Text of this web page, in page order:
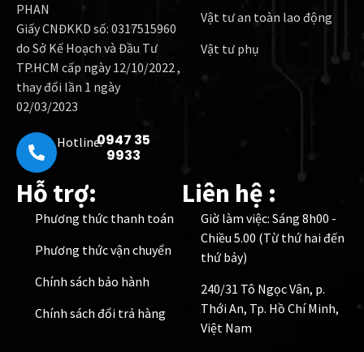
PHAN
Giấy CNĐKKD số: 0317515960
do Sở Kế Hoạch và Đầu Tư
TP.HCM cấp ngày 12/10/2022 ,
thay đổi lần 1 ngày
02/03/2023
Hotline:0947 35
9933
Vật tư an toàn lao động
Vật tư phụ
Hỗ trợ:
Phương thức thanh toán
Phương thức vận chuyển
Chính sách bảo hành
Chính sách đổi trả hàng
Liên hệ :
Giờ làm việc: Sáng 8h00 -
Chiều 5.00 (Từ thứ hai đến
thứ bảy)
240/31 Tô Ngọc Vân, p.
Thới An, Tp. Hồ Chí Minh,
Việt Nam